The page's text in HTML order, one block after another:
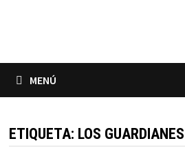
MENÚ
ETIQUETA: LOS